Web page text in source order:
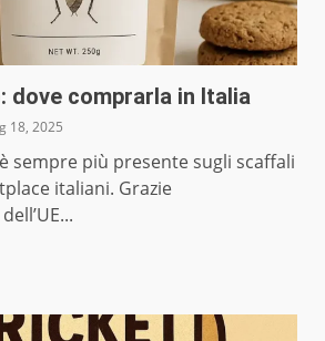
dove comprarla in Italia
18, 2025
sempre più presente sugli scaffali
italiani. Grazie